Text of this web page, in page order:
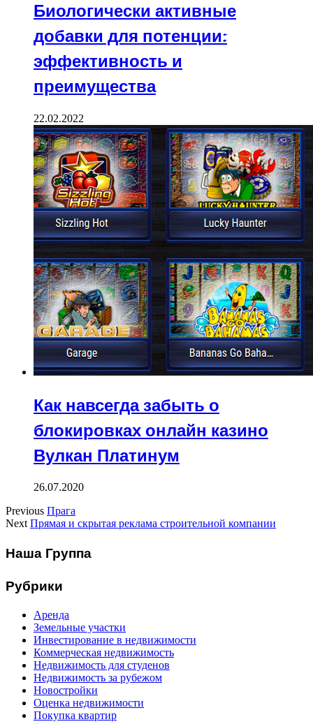
Биологически активные
добавки для потенции:
эффективность и
преимущества
22.02.2022
Как навсегда забыть о
блокировках онлайн казино
Вулкан Платинум
26.07.2020
Previous Прага
NextПрямая и скрытая реклама строительной компании
Наша Группа
Рубрики
Аренда
Земельные участки
Инвестирование в недвижимости
Коммерческая недвижимость
Недвижимость для студенов
Недвижимость за рубежом
Новостройки
Оценка недвижимости
Покупка квартир